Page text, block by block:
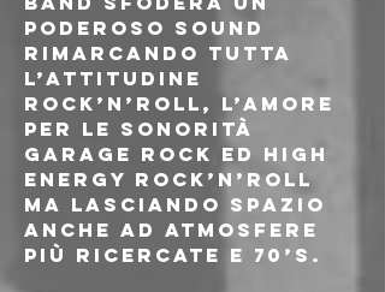
poderoso sound
rimarcando tutta
l’attitudine
rock’n’roll, l’amore
per le sonorità
garage rock ed high
energy rock’n’roll
ma lasciando spazio
anche ad atmosfere
più ricercate e 70’s.